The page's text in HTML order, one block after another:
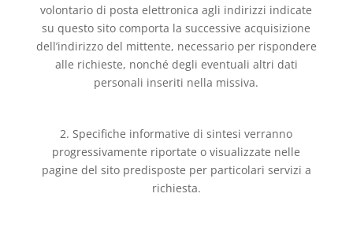
volontario di posta elettronica agli indirizzi indicate
su questo sito comporta la successive acquisizione
dell’indirizzo del mittente, necessario per rispondere
alle richieste, nonché degli eventuali altri dati
personali inseriti nella missiva.
2. Specifiche informative di sintesi verranno
progressivamente riportate o visualizzate nelle
pagine del sito predisposte per particolari servizi a
richiesta.